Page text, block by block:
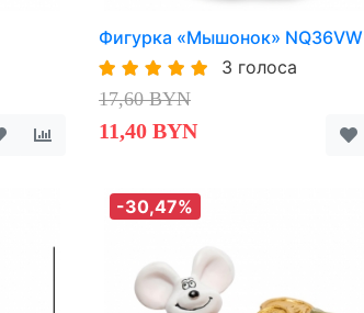
Фигурка «Мышонок» NQ36VW
3 голоса
17,60 BYN
11,40 BYN
-30,47%